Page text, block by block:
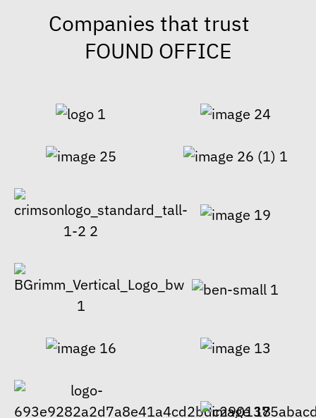
Companies that trust
FOUND OFFICE